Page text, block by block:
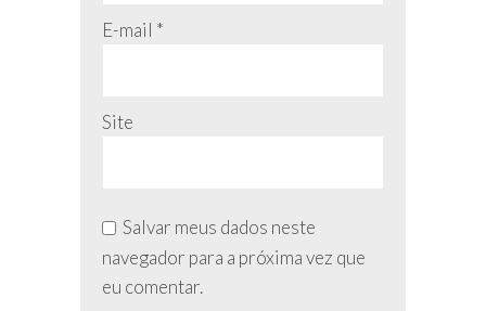
E-mail *
Site
Salvar meus dados neste
navegador para a próxima vez que
eu comentar.